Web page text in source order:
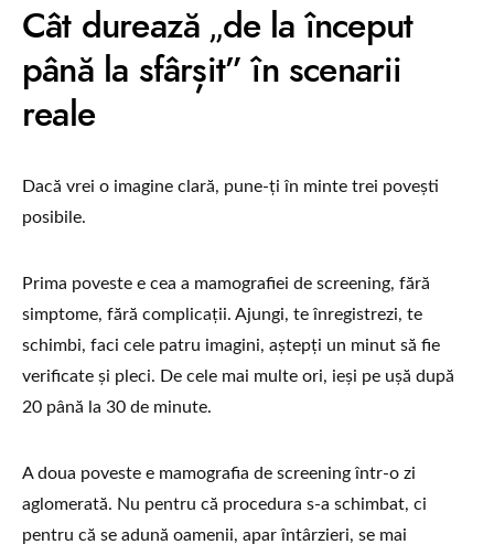
Cât durează „de la început
până la sfârșit” în scenarii
reale
Dacă vrei o imagine clară, pune-ți în minte trei povești
posibile.
Prima poveste e cea a mamografiei de screening, fără
simptome, fără complicații. Ajungi, te înregistrezi, te
schimbi, faci cele patru imagini, aștepți un minut să fie
verificate și pleci. De cele mai multe ori, ieși pe ușă după
20 până la 30 de minute.
A doua poveste e mamografia de screening într-o zi
aglomerată. Nu pentru că procedura s-a schimbat, ci
pentru că se adună oamenii, apar întârzieri, se mai